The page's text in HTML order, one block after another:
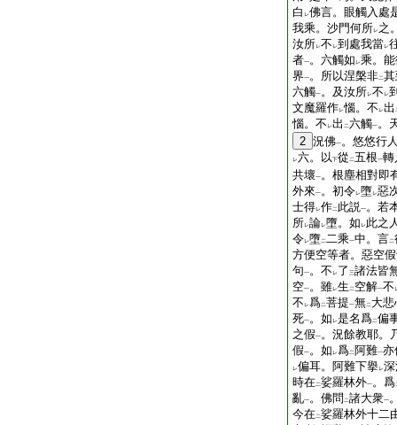
白 レ佛言。眼觸入處
我乘。沙門何所レ之
汝所レ不 レ到處我當レ
者一。六觸如 レ乘。
界一。所以涅槃非二
六觸一。及汝所レ不 レ
文魔羅作レ惱。不 レ出
惱。不 レ出 二六觸一。
2 況佛一。悠悠行
レ六。以下從 二五根一轉
共壞一。根塵相對即
外來一。初令レ墮レ惡
士得レ作二 此説一。若
所レ論レ墮。如 レ此之
令レ墮二二乘一中。言二
方便空等者。惡空
句一。不 レ了 三諸法皆
空一。雖レ生 二 空解一不
不 レ爲二菩提一無二 大悲
死一。如 レ是名爲二偏
之假一。況餘教耶。
假一。如 レ爲二 阿難一亦
レ偏耳。阿難下擧レ
時在二娑羅林外一。爲
亂一。佛問 二諸大衆一
今在二娑羅林外十二